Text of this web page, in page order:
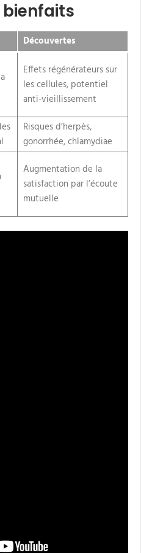
Découvertes
Effets régénérateurs sur
les cellules, potentiel
anti-vieillissement
Risques d’herpès,
gonorrhée, chlamydiae
Augmentation de la
satisfaction par l’écoute
mutuelle